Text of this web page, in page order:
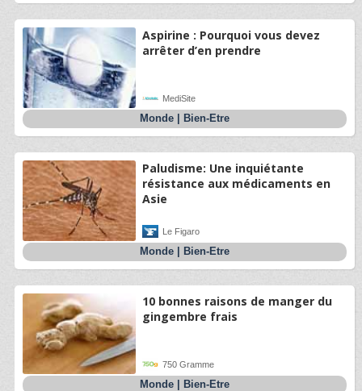
Aspirine : Pourquoi vous devez
arrêter d’en prendre
MediSite
Monde| Bien-Etre
Paludisme: Une inquiétante
résistance aux médicaments en
Asie
Le Figaro
Monde| Bien-Etre
10 bonnes raisons de manger du
gingembre frais
750 Gramme
Monde| Bien-Etre